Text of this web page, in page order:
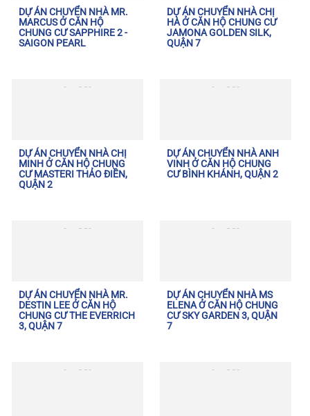
DỰ ÁN CHUYỂN NHÀ MR.
MARCUS Ở CĂN HỘ
CHUNG CƯ SAPPHIRE 2 -
SAIGON PEARL
DỰ ÁN CHUYỂN NHÀ CHỊ
HÀ Ở CĂN HỘ CHUNG CƯ
JAMONA GOLDEN SILK,
QUẬN 7
DỰ ÁN CHUYỂN NHÀ CHỊ
MINH Ở CĂN HỘ CHUNG
CƯ MASTERI THẢO ĐIỀN,
QUẬN 2
DỰ ÁN CHUYỂN NHÀ ANH
VINH Ở CĂN HỘ CHUNG
CƯ BÌNH KHÁNH, QUẬN 2
DỰ ÁN CHUYỂN NHÀ MR.
DESTIN LEE Ở CĂN HỘ
CHUNG CƯ THE EVERRICH
3, QUẬN 7
DỰ ÁN CHUYỂN NHÀ MS
ELENA Ở CĂN HỘ CHUNG
CƯ SKY GARDEN 3, QUẬN
7